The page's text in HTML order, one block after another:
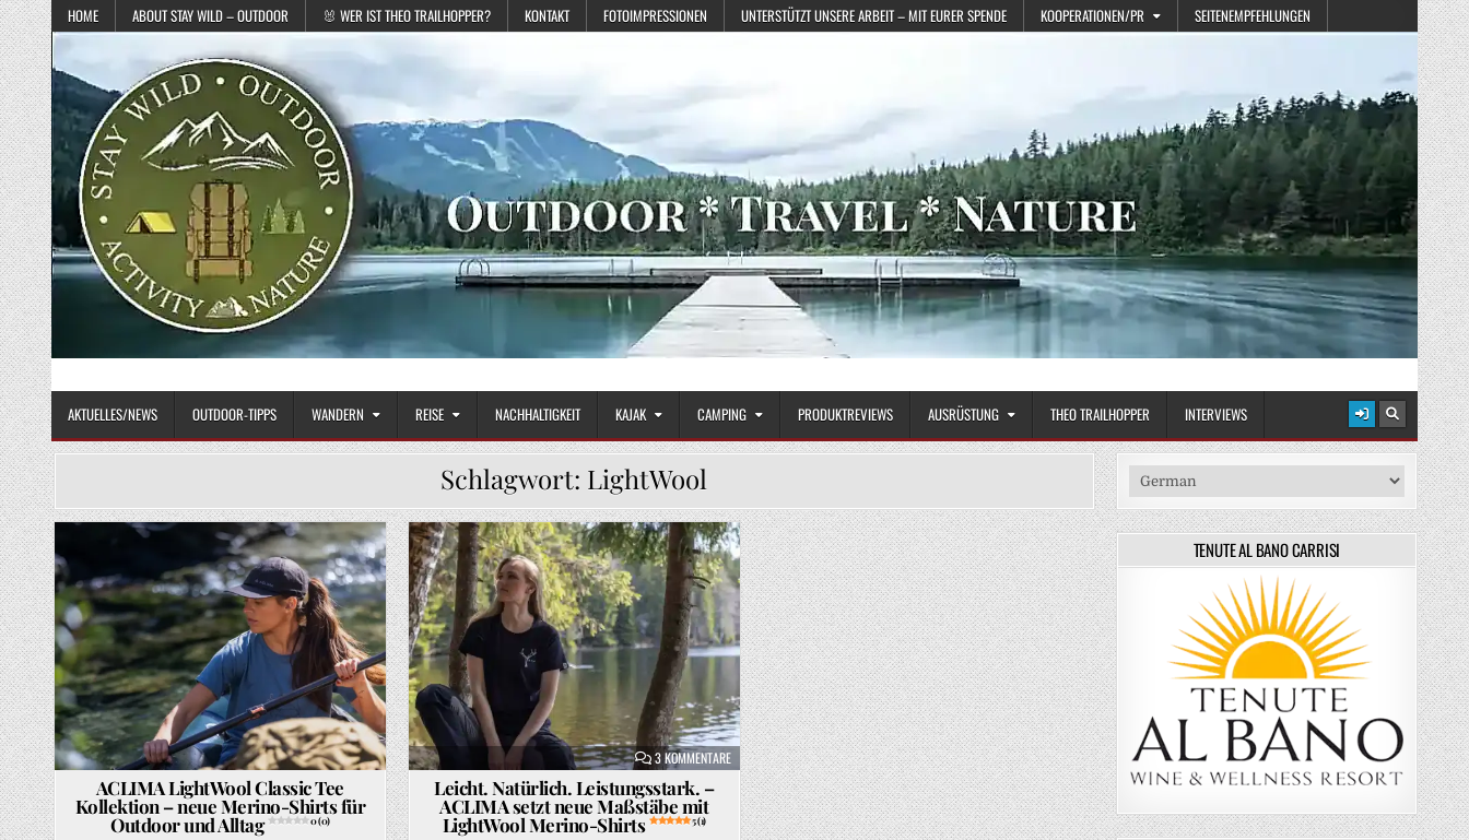
Skip to content
HOME ABOUT STAY WILD – OUTDOOR 🐰 WER IST THEO TRAILHOPPER? KONTAKT FOTOIMPRESSIONEN UNTERSTÜTZT UNSERE ARBEIT – MIT EURER SPENDE KOOPERATIONEN/PR SEITENEMPFEHLUNGEN
STAY WILD – OUTDOOR
AKTUELLES/NEWS OUTDOOR-TIPPS WANDERN REISE NACHHALTIGKEIT KAJAK CAMPING PRODUKTREVIEWS AUSRÜSTUNG THEO TRAILHOPPER INTERVIEWS
Schlagwort: LightWool
Posted in
ACLIMA LightWool Classic Tee
Kollektion – neue Merino-Shirts für
Outdoor und Alltag 0 (0)
3 KOMMENTAREZU LEICHT. NATÜRLICH. LEISTUNGSSTARK. – ACLIMA SETZT NEUE MASSSTÄBE MIT LIGHTWOOL MERINO-SHIRTS 5 (1)
Posted in
Leicht. Natürlich. Leistungsstark. –
ACLIMA setzt neue Maßstäbe mit
LightWool Merino-Shirts 5 (1)
TENUTE AL BANO CARRISI